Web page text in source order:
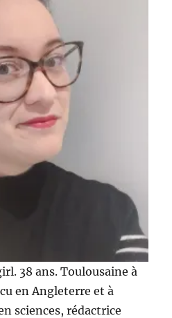
38 ans. Toulousaine à
en Angleterre et à
sciences, rédactrice